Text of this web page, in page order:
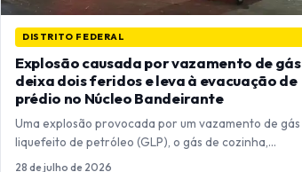
DISTRITO FEDERAL
Explosão causada por vazamento de gás
deixa dois feridos e leva à evacuação de
prédio no Núcleo Bandeirante
Uma explosão provocada por um vazamento de gás
liquefeito de petróleo (GLP), o gás de cozinha,…
28 de julho de 2026